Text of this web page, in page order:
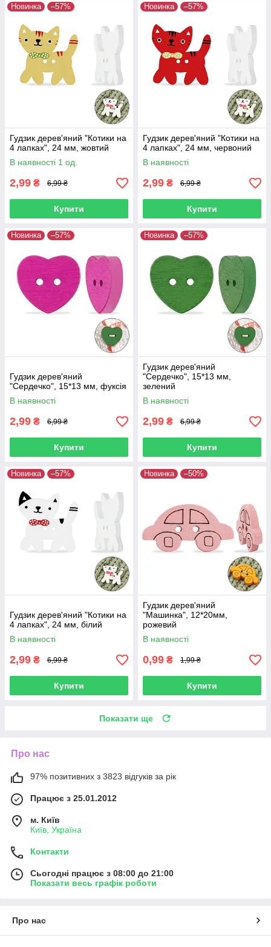
Новинка –57%
Гудзик дерев'яний "Котики на
4 лапках", 24 мм, жовтий
В наявності 1 од.
2,99 ₴ 6,99 ₴
Купити
Новинка –57%
Гудзик дерев'яний "Котики на
4 лапках", 24 мм, червоний
В наявності
2,99 ₴ 6,99 ₴
Купити
Новинка –57%
Гудзик дерев'яний
"Сердечко", 15*13 мм, фуксія
В наявності
2,99 ₴ 6,99 ₴
Купити
Новинка –57%
Гудзик дерев'яний
"Сердечко", 15*13 мм,
зелений
В наявності
2,99 ₴ 6,99 ₴
Купити
Новинка –57%
Гудзик дерев'яний "Котики на
4 лапках", 24 мм, білий
В наявності
2,99 ₴ 6,99 ₴
Купити
Новинка –50%
Гудзик дерев'яний
"Машинка", 12*20мм,
рожевий
В наявності
0,99 ₴ 1,99 ₴
Купити
Показати ще
Про нас
97% позитивних з 3823 відгуків за рік
Працює з 25.01.2012
м. Київ
Київ, Україна
Контакти
Сьогодні працює з 08:00 до 21:00
Показати весь графік роботи
Про нас